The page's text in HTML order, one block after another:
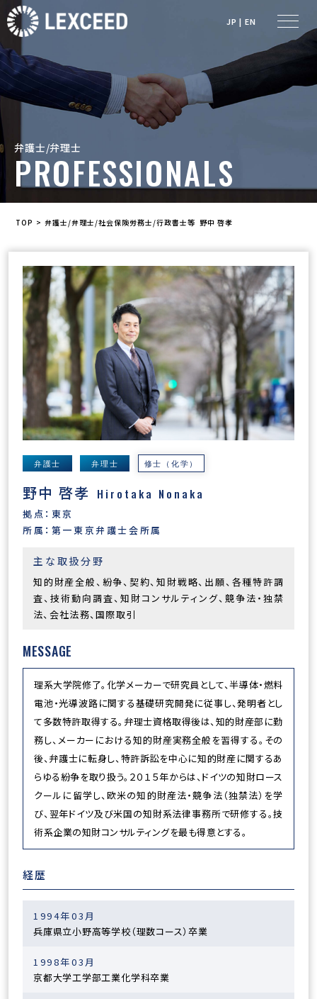
JP | EN
弁護士/弁理士
PROFESSIONALS
TOP > 弁護士/弁理士/社会保険労務士/行政書士等 野中 啓孝
弁護士 弁理士 修士（化学）
野中 啓孝 Hirotaka Nonaka
拠点：東京
所属：第一東京弁護士会所属
主な取扱分野
知的財産全般、紛争、契約、知財戦略、出願、各種特許調
査、技術動向調査、知財コンサルティング、競争法・独禁
法、会社法務、国際取引
MESSAGE
理系大学院修了。化学メーカーで研究員として、半導体・燃料
電池・光導波路に関する基礎研究開発に従事し、発明者とし
て多数特許取得する。弁理士資格取得後は、知的財産部に勤
務し、メーカーにおける知的財産実務全般を習得する。その
後、弁護士に転身し、特許訴訟を中心に知的財産に関するあ
らゆる紛争を取り扱う。２０１５年からは、ドイツの知財ロース
クールに留学し、欧米の知的財産法・競争法（独禁法）を学
び、翌年ドイツ及び米国の知財系法律事務所で研修する。技
術系企業の知財コンサルティングを最も得意とする。
経歴
1994年03月
兵庫県立小野高等学校（理数コース）卒業
1998年03月
京都大学工学部工業化学科卒業